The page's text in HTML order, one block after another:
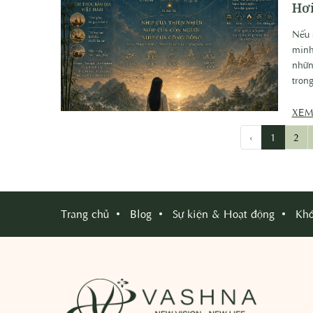
Nếu
‹
1 2
Trang chủ Blog Sự kiện & Hoạt động